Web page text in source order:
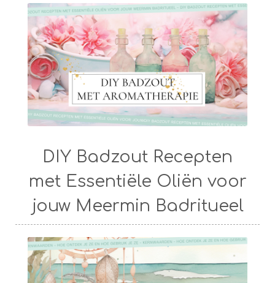
DIY Badzout Recepten
met Essentiële Oliën voor
jouw Meermin Badritueel